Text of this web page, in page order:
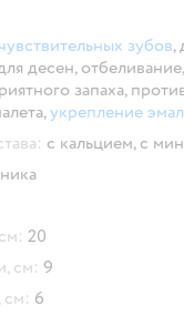
зубов,
десен, отбеливание,
запаха,
укрепление
с кальцием, с
20
см: 9
см: 6